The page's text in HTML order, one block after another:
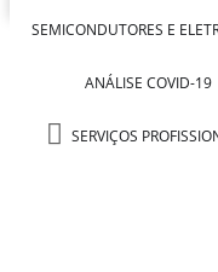
SEMICONDUTORES E
ANÁLISE COVID-19
SERVIÇOS